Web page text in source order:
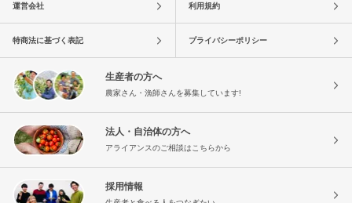
運営会社 利用規約
特商法に基づく表記 プライバシーポリシー
生産者の方へ
農家さん・漁師さんを募集しています!
法人・自治体の方へ
アライアンスのご相談はこちらから
採用情報